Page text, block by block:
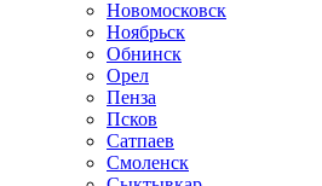
Новомосковск
Ноябрьск
Обнинск
Орел
Пенза
Псков
Сатпаев
Смоленск